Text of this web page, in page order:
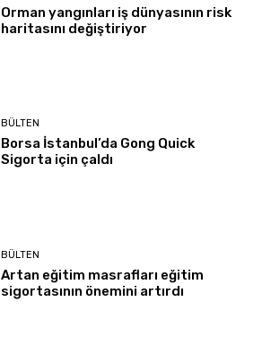
Orman yangınları iş dünyasının risk
haritasını değiştiriyor
BÜLTEN
Borsa İstanbul’da Gong Quick
Sigorta için çaldı
BÜLTEN
Artan eğitim masrafları eğitim
sigortasının önemini artırdı